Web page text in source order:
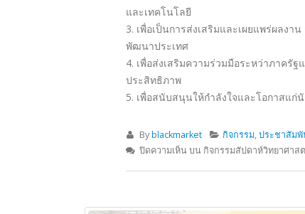
กิจกรรมสัปดาห์วิท
ประวัติวันวิทยาศาสตร์แห่งชาติ
รัฐบาลไทยกำหนดให้วันที่ 18 สิงหาคม เ
ไว้ล่วงหน้า 2 ปี ว่าจะเกิดในวันอังคาร ขึ้
ที่สุด คือ ที่หมู่บ้านหัววาฬ ตำบลหว้ากอ อ